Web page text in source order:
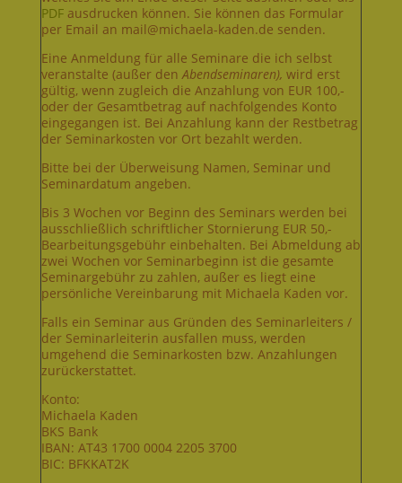
PDFausdrucken können. Sie können das Formular
per Email an mail@michaela-kaden.de senden.
Eine Anmeldung für alle Seminare die ich selbst
veranstalte (außer denAbendseminaren), wird erst
gültig, wenn zugleich die Anzahlung von EUR 100,-
oder der Gesamtbetrag auf nachfolgendes Konto
eingegangen ist. Bei Anzahlung kann der Restbetrag
der Seminarkosten vor Ort bezahlt werden.
Bitte bei der Überweisung Namen, Seminar und
Seminardatum angeben.
Bis 3 Wochen vor Beginn des Seminars werden bei
ausschließlich schriftlicher Stornierung EUR 50,-
Bearbeitungsgebühr einbehalten. Bei Abmeldung ab
zwei Wochen vor Seminarbeginn ist die gesamte
Seminargebühr zu zahlen, außer es liegt eine
persönliche Vereinbarung mit Michaela Kaden vor.
Falls ein Seminar aus Gründen des Seminarleiters /
der Seminarleiterin ausfallen muss, werden
umgehend die Seminarkosten bzw. Anzahlungen
zurückerstattet.
Konto:
Michaela Kaden
BKS Bank
IBAN: AT43 1700 0004 2205 3700
BIC: BFKKAT2K